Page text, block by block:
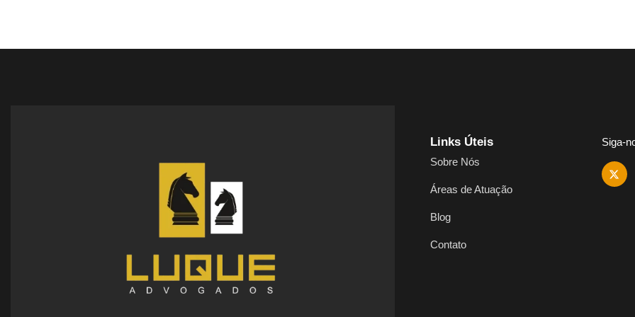
Links Úteis
Sobre Nós
Áreas de Atuação
Blog
Contato
Siga-